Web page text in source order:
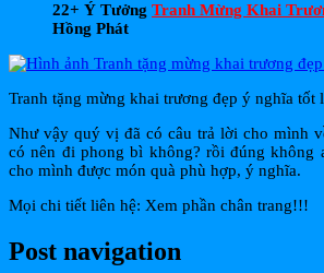
22+ Ý Tưởng Tranh Mừng Khai
Hồng Phát
Tranh tặng mừng khai trương đẹp ý nghĩa tốt
Như vậy quý vị đã có câu trả lời cho mình
có nên đi phong bì không? rồi đúng không
cho mình được món quà phù hợp, ý nghĩa.
Mọi chi tiết liên hệ: Xem phần chân trang!!!
Post navigation